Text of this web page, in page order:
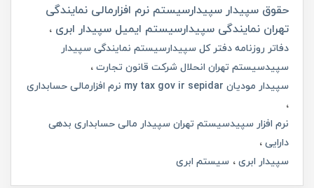
حقوق سپیدار سپیدارسیستم نرم افزارمالی نمایندگی
تهران نمایندگی سپیدارسیستم ایمیل سپیدار ابری
دفاتر روزنامه دفتر کل سپیدارسیستم نمایندگی سپیدار
سپیدسیستم تهران انحلال شرکت قانون تجارت
سپیدار مودیان my tax gov ir sepidar نرم افزارمالی حسابداری
نرم افزار سپیدسیستم تهران سپیدار مالی حسابداری بدهی
دارایی
سپیدار ابری
سیستم ابری